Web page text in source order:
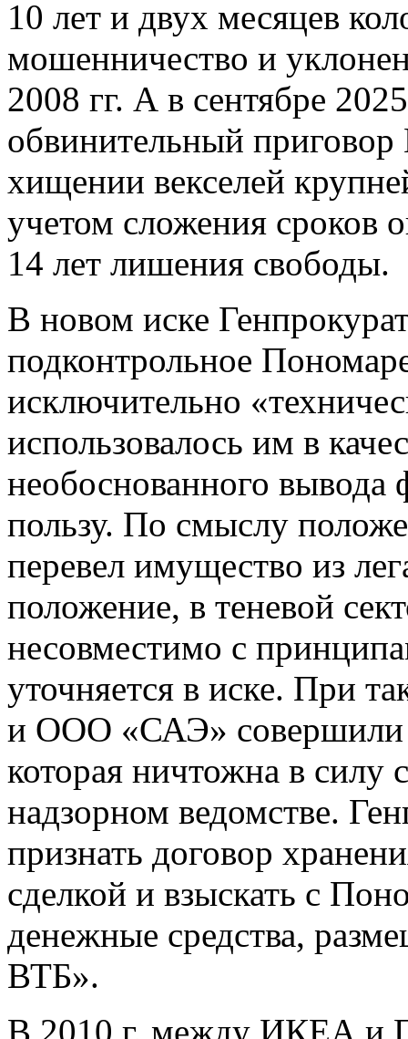
10 лет и двух месяцев
мошенничество и
2008 гг. А в сентябре
обвинительный
хищении векселей
учетом сложения сроков
14 лет лишения свободы.
В новом иске
подконтрольное
исключительно
использовалось им в
необоснованного
пользу. По смыслу
перевел имущество из
положение, в теневой
несовместимо с
уточняется в иске. При
и ООО «САЭ» совершили
которая ничтожна в
надзорном ведомстве.
признать договор
сделкой и взыскать с
денежные средства,
ВТБ».
В 2010 г. между ИКЕА и